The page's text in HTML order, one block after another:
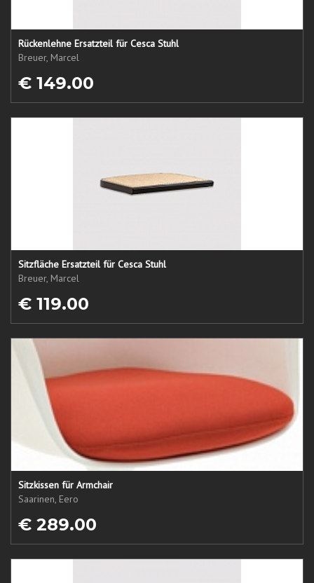
Rückenlehne Ersatzteil für Cesca Stuhl
Breuer, Marcel
€ 149.00
Sitzfläche Ersatzteil für Cesca Stuhl
Breuer, Marcel
€ 119.00
Sitzkissen für Armchair
Saarinen, Eero
€ 289.00